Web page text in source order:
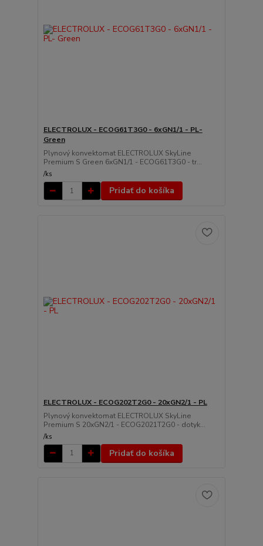
ELECTROLUX - ECOG61T3G0 - 6xGN1/1 - PL-
Green
Plynový konvektomat ELECTROLUX SkyLine
Premium S Green 6xGN1/1 - ECOG61T3G0 - tr...
/ks
Pridať do košíka
ELECTROLUX - ECOG202T2G0 - 20xGN2/1 - PL
Plynový konvektomat ELECTROLUX SkyLine
Premium S 20xGN2/1 - ECOG2021T2G0 - dotyk...
/ks
Pridať do košíka